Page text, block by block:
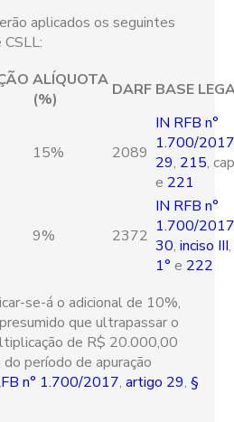
aplicados os seguintes
CSLL:
ALÍQUOTA
(%)
DARF BASE
15% 2089
IN RFB n°
1.700/
29, 215,
e 221
9% 2372
IN RFB n°
1.700/
30,inciso III
1° e 222
se-á o adicional de 10%,
que ultrapassar o
de R$ 20.000,00
período de apuração
n° 1.700/2017,artigo 29,§